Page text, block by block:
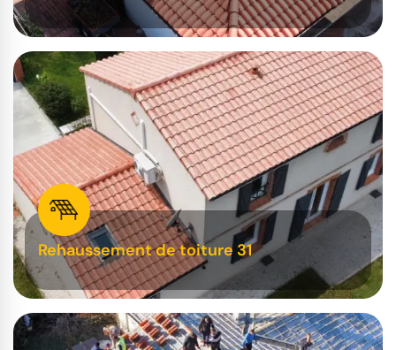
Rehaussement de toiture 31